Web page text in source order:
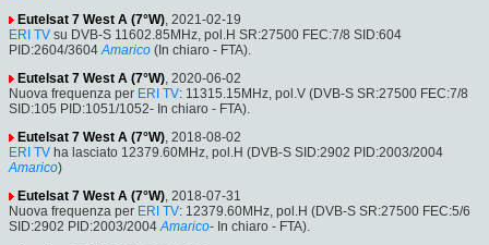
Eutelsat 7 West A (7°W), 2021-02-19
ERI TV su DVB-S 11602.85MHz, pol.H SR:27500 FEC:7/8 SID:604
PID:2604/3604 Amarico (In chiaro - FTA).
Eutelsat 7 West A (7°W), 2020-06-02
Nuova frequenza per ERI TV: 11315.15MHz, pol.V (DVB-S SR:27500 FEC:7/8
SID:105 PID:1051/1052- In chiaro - FTA).
Eutelsat 7 West A (7°W), 2018-08-02
ERI TV ha lasciato 12379.60MHz, pol.H (DVB-S SID:2902 PID:2003/2004
Amarico)
Eutelsat 7 West A (7°W), 2018-07-31
Nuova frequenza per ERI TV: 12379.60MHz, pol.H (DVB-S SR:27500 FEC:5/6
SID:2902 PID:2003/2004 Amarico- In chiaro - FTA).